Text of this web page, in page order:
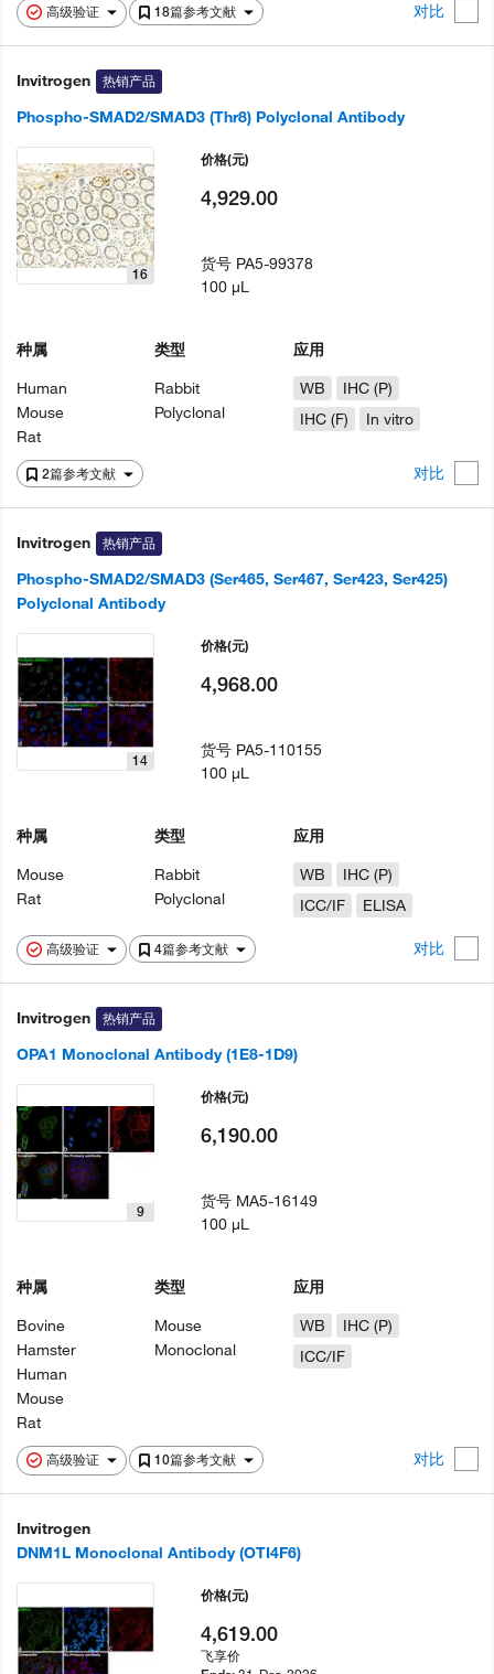
高级验证 18篇参考文献 对比
Invitrogen 热销产品
Phospho-SMAD2/SMAD3 (Thr8) Polyclonal Antibody
2篇参考文献 对比
16
种属
Human
Mouse
Rat
类型
Rabbit
Polyclonal
应用
WB
IHC (P)
IHC (F)
In vitro
价格(元)
4,929.00
货号 PA5-99378
100 µL
Invitrogen 热销产品
Phospho-SMAD2/SMAD3 (Ser465, Ser467, Ser423, Ser425)
Polyclonal Antibody
高级验证 4篇参考文献 对比
14
种属
Mouse
Rat
类型
Rabbit
Polyclonal
应用
WB
IHC (P)
ICC/IF
ELISA
价格(元)
4,968.00
货号 PA5-110155
100 µL
Invitrogen 热销产品
OPA1 Monoclonal Antibody (1E8-1D9)
高级验证 10篇参考文献 对比
9
种属
Bovine
Hamster
Human
Mouse
Rat
类型
Mouse
Monoclonal
应用
WB
IHC (P)
ICC/IF
价格(元)
6,190.00
货号 MA5-16149
100 µL
Invitrogen
DNM1L Monoclonal Antibody (OTI4F6)
价格(元)
4,619.00
飞享价